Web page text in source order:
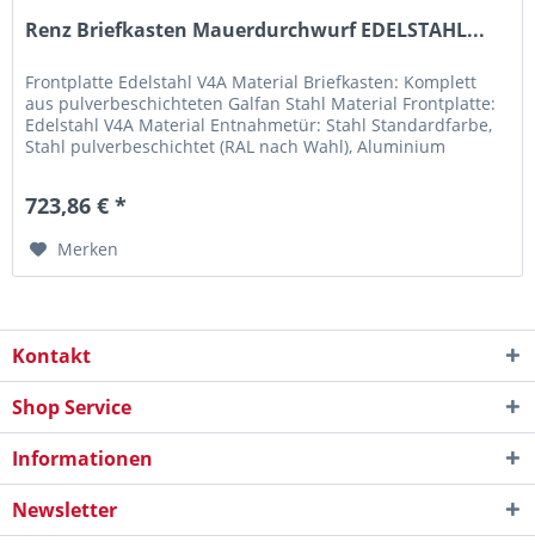
Renz Briefkasten Mauerdurchwurf EDELSTAHL...
Frontplatte Edelstahl V4A Material Briefkasten: Komplett
aus pulverbeschichteten Galfan Stahl Material Frontplatte:
Edelstahl V4A Material Entnahmetür: Stahl Standardfarbe,
Stahl pulverbeschichtet (RAL nach Wahl), Aluminium
723,86 € *
Merken
Kontakt
Shop Service
Informationen
Newsletter